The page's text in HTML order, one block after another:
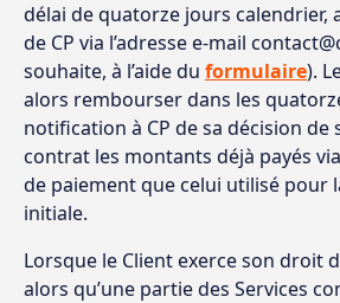
délai de quatorze jours calendrier,
de CP via l’adresse e-mail
souhaite, à l’aide du formulaire).
alors rembourser dans les
notification à CP de sa décision de
contrat les montants déjà payés
de paiement que celui utilisé pour
initiale.
Lorsque le Client exerce son droit
alors qu’une partie des Services